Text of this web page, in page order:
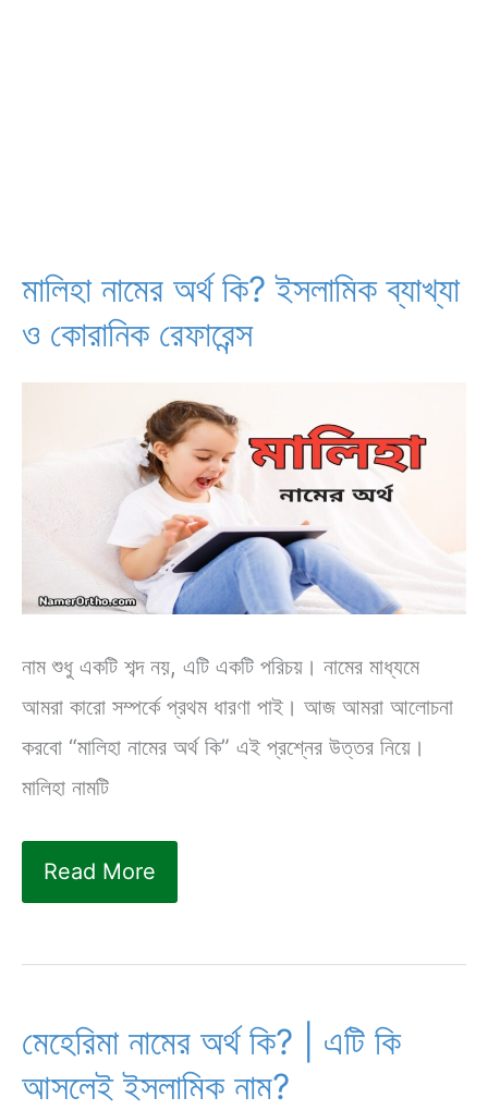
মালিহা নামের অর্থ কি? ইসলামিক ব্যাখ্যা
ও কোরানিক রেফারেন্স
নাম শুধু একটি শব্দ নয়, এটি একটি পরিচয়। নামের মাধ্যমে
আমরা কারো সম্পর্কে প্রথম ধারণা পাই। আজ আমরা আলোচনা
করবো “মালিহা নামের অর্থ কি” এই প্রশ্নের উত্তর নিয়ে।
মালিহা নামটি
মালিহা
নামের
ইসলামিক
ব্যাখ্যা
Read More
মেহেরিমা নামের অর্থ কি? | এটি কি
আসলেই ইসলামিক নাম?